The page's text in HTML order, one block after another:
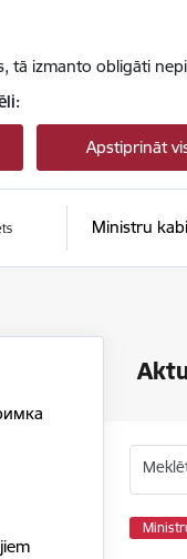
tā izmanto obligāti
Apstiprināt
Ministru